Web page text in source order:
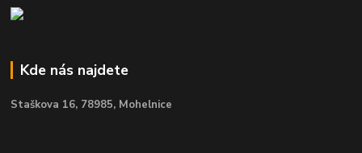
Kde nás najdete
Staškova 16, 78985, Mohelnice